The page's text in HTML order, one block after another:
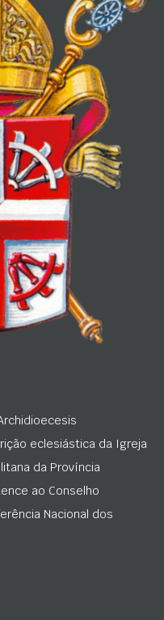
eclesiástica da Igreja
da Província
ao Conselho
Nacional dos